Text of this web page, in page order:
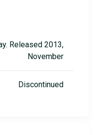
Released 2013,
November
Discontinued